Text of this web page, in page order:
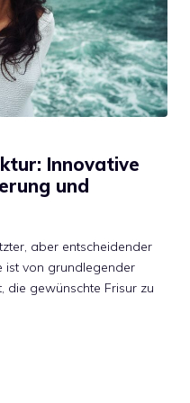
Innovative
und
aber entscheidender
ist von grundlegender
die gewünschte Frisur zu